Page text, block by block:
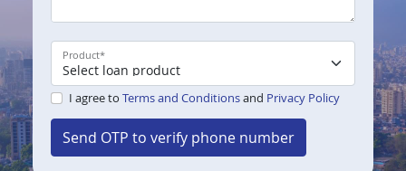
Product*
I agree to Terms and Conditionsand Privacy Policy
Send OTP to verify phone number